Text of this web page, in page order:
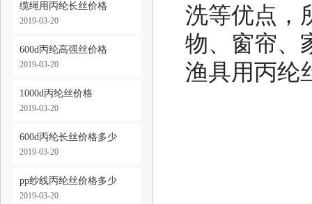
缆绳用丙纶长丝价格
2019-03-20
600d丙纶高强丝价格
2019-03-20
1000d丙纶丝价格
2019-03-20
600d丙纶长丝价格多少
2019-03-20
pp纱线丙纶丝价格多少
2019-03-20
洗等优点，
物、窗帘、
渔具用丙纶